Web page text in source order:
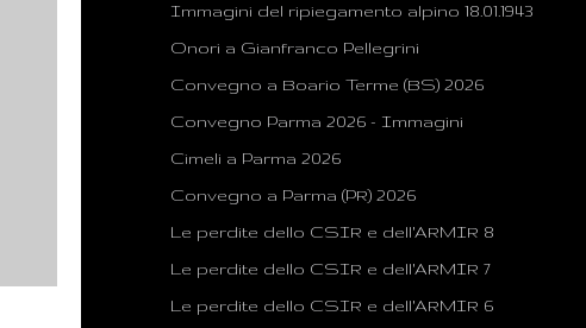
Immagini del ripiegamento alpino 18.01.1943
Onori a Gianfranco Pellegrini
Convegno a Boario Terme (BS) 2026
Convegno Parma 2026 - Immagini
Cimeli a Parma 2026
Convegno a Parma (PR) 2026
Le perdite dello CSIR e dell'ARMIR 8
Le perdite dello CSIR e dell'ARMIR 7
Le perdite dello CSIR e dell'ARMIR 6